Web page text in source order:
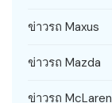
ข่าวรถ Maxus
ข่าวรถ Mazda
ข่าวรถ McLaren